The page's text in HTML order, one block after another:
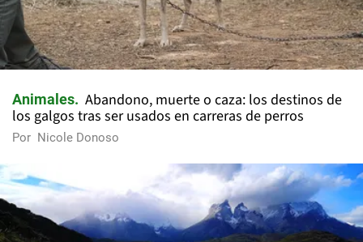
Animales
Abandono, muerte o caza: los destinos de
los galgos tras ser usados en carreras de perros
Por Nicole Donoso